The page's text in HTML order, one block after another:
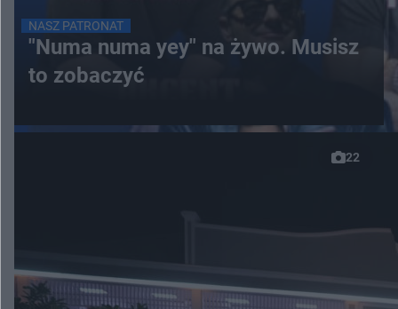
NASZ PATRONAT
"Numa numa yey" na żywo. Musisz
to zobaczyć
22